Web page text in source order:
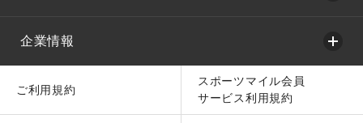
企業情報
ご利用規約
スポーツマイル会員
サービス利用規約